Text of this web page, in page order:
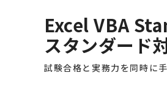
Excel VBA
スタンダード
試験合格と実務力を同時に